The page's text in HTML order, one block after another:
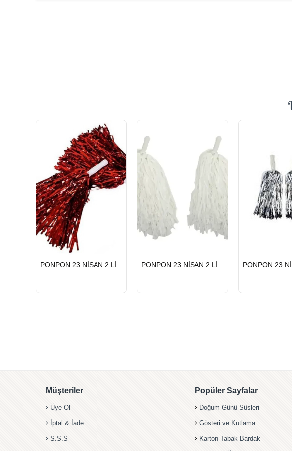
HIZLI
GÖNDERİ
PONPON 23 NİSAN 2 Lİ KIRMIZI
HIZLI
GÖNDERİ
PONPON 23 NİSAN 2 Lİ BEYAZ
HIZLI
GÖNDERİ
Müşteriler
Üye Ol
İptal & İade
S.S.S
Popüler Sayfalar
Doğum Günü Süsleri
Gösteri ve Kutlama
Karton Tabak Bardak